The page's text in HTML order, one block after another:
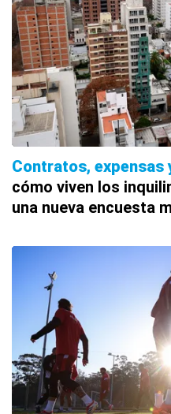
Contratos, expensas
cómo viven los
una nueva encuesta